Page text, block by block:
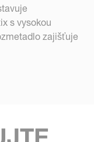
s vysokou
zajišťuje